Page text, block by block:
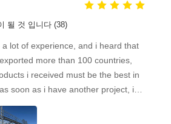
될 것 입니다 (38)
a lot of experience, and i heard that
more than 100 countries,
i received must be the best in
soon as i have another project, i& #
to you. Looking forward to the